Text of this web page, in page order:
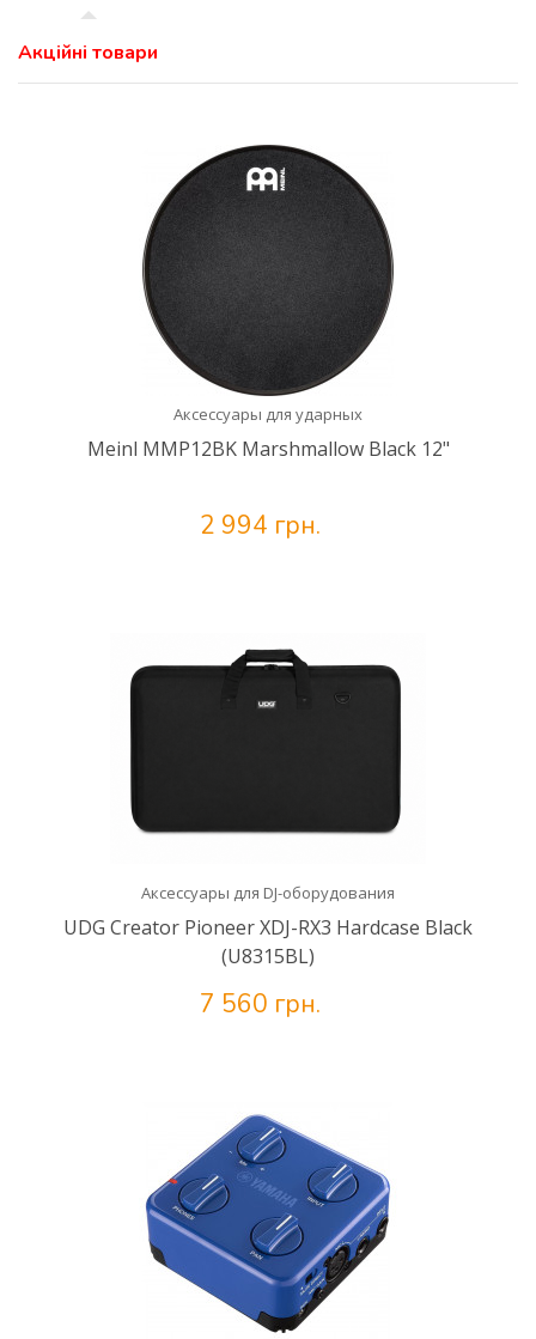
Акційні товари
Аксессуары для ударных
Meinl MMP12BK Marshmallow Black 12"
2 994 грн.
Аксессуары для DJ-оборудования
UDG Creator Pioneer XDJ-RX3 Hardcase Black
(U8315BL)
7 560 грн.